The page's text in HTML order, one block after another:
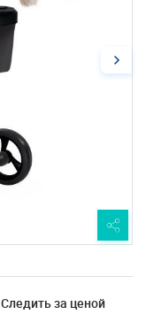
Следить за ценой